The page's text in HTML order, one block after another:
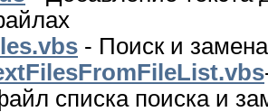
- Поиск и
списка поиска и